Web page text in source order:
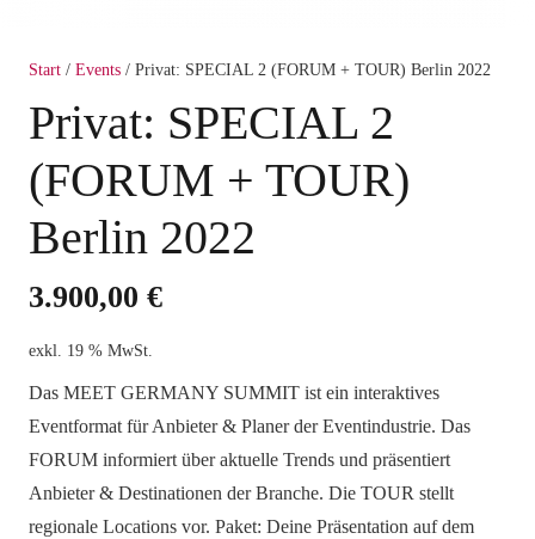
Start / Events / Privat: SPECIAL 2 (FORUM + TOUR) Berlin 2022
Privat: SPECIAL 2
(FORUM + TOUR)
Berlin 2022
3.900,00 €
exkl. 19 % MwSt.
Das MEET GERMANY SUMMIT ist ein interaktives
Eventformat für Anbieter & Planer der Eventindustrie. Das
FORUM informiert über aktuelle Trends und präsentiert
Anbieter & Destinationen der Branche. Die TOUR stellt
regionale Locations vor. Paket: Deine Präsentation auf dem